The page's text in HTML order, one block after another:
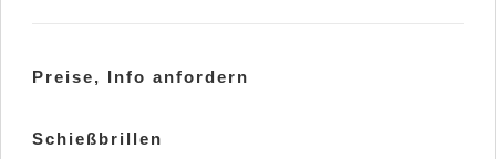
Preise, Info anfordern
Schießbrillen